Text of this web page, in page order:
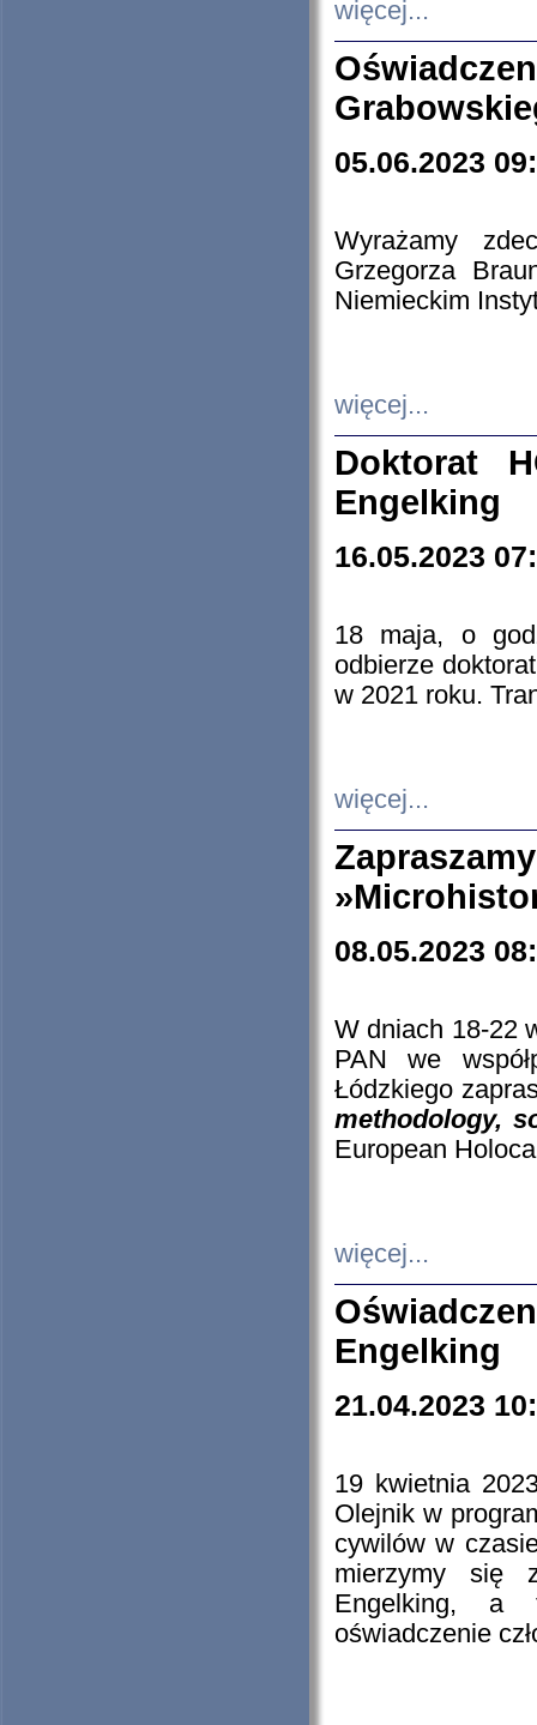
więcej...
05.06.2023
Wyrażamy
Grzegorza
Niemieckim
więcej...
Doktorat
Engelking
16.05.2023
18 maja, o
odbierze
w 2021 roku.
więcej...
08.05.2023
W dniach 18-22
PAN we
Łódzkiego
methodology,
European
więcej...
Engelking
21.04.2023
19 kwietnia
Olejnik w
cywilów w
mierzymy się
Engelking, a
oświadczenie